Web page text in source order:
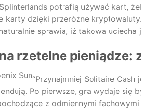
potrafią używać kart,
karty dzięki przeróżne
sprawia, iż takowa
rzetelne pieniądze:
“Przynajmniej Solitaire
Po pierwsze, gra wydaje się
z odmiennymi